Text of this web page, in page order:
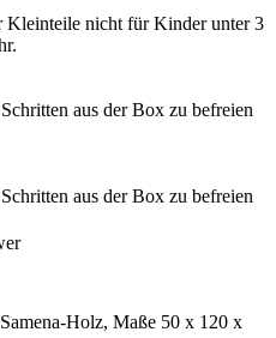
Kleinteile nicht für Kinder unter 3
aus der Box zu befreien
aus der Box zu befreien
Holz, Maße 50 x 120 x